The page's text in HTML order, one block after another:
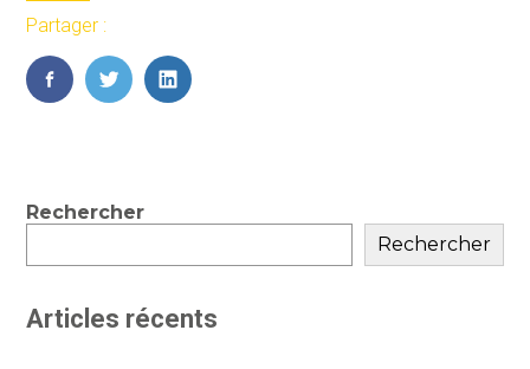
Partager :
FaceBook
TwitterLinkedIn
Blog
Rechercher
Rechercher
Articles récents